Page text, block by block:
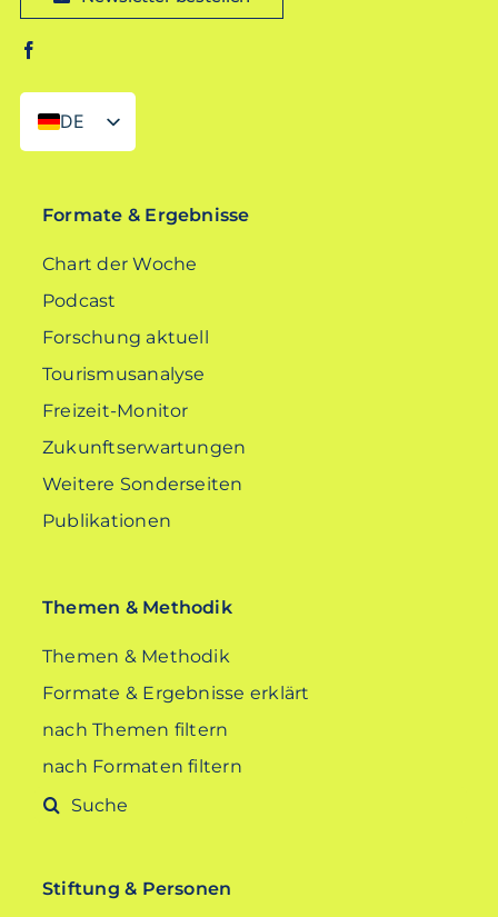
DE
EN
Formate & Ergebnisse
Chart der Woche
Podcast
Forschung aktuell
Tourismusanalyse
Freizeit-Monitor
Zukunftserwartungen
Weitere Sonderseiten
Publikationen
Themen & Methodik
Themen & Methodik
Formate & Ergebnisse erklärt
nach Themen filtern
nach Formaten filtern
Suche
Stiftung & Personen